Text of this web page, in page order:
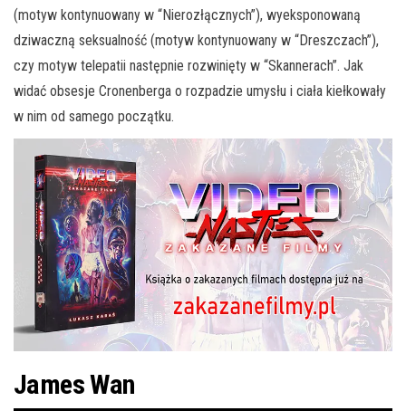
(motyw kontynuowany w “Nierozłącznych”), wyeksponowaną
dziwaczną seksualność (motyw kontynuowany w “Dreszczach”),
czy motyw telepatii następnie rozwinięty w “Skannerach”. Jak
widać obsesje Cronenberga o rozpadzie umysłu i ciała kiełkowały
w nim od samego początku.
James Wan